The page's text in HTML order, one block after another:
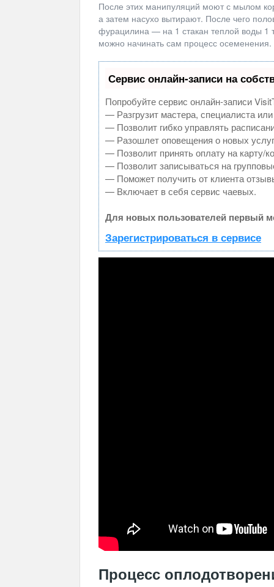
После этих манипуляций моют с мылом
а затем насухо вытирают. После чего
фурацилина — на 1 стакан теплой воды 1
можно начинать сам процесс осеменения.
Сервис онлайн-записи на
Попробуйте сервис онлайн-записи
— Разгрузит мастера, специалиста
— Позволит гибко управлять
— Разошлет оповещения о новых
— Позволит принять оплату на карту/
— Позволит записываться на
— Поможет получить от клиента
— Включает в себя сервис чаевых.
Для новых пользователей первый
Зарегистрироваться в сервисе
Процесс